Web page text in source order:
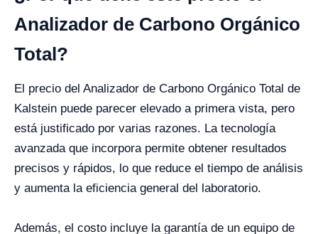
Analizador de Carbono Orgánico
Total?
El precio del Analizador de Carbono Orgánico Total de
Kalstein puede parecer elevado a primera vista, pero
está justificado por varias razones. La tecnología
avanzada que incorpora permite obtener resultados
precisos y rápidos, lo que reduce el tiempo de análisis
y aumenta la eficiencia general del laboratorio.
Además, el costo incluye la garantía de un equipo de